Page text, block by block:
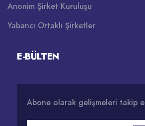
Anonim Şirket Kuruluşu
Yabancı Ortaklı Şirketler
E-BÜLTEN
Abone olarak gelişmeleri takip